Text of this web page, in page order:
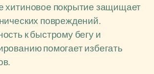
хитиновое покрытие защищает
повреждений.
к быстрому бегу и
помогает избегать